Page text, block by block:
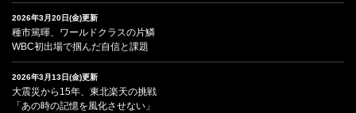
2026年3月20日(金)更新
種市篤暉、ワールドクラスの片鱗
WBC初出場で掴んだ自信と課題
2026年3月13日(金)更新
大震災から15年、東北楽天の挑戦
「あの時の記憶を風化させない」